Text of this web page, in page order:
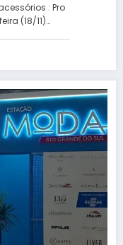
: Pro
(18/11)…